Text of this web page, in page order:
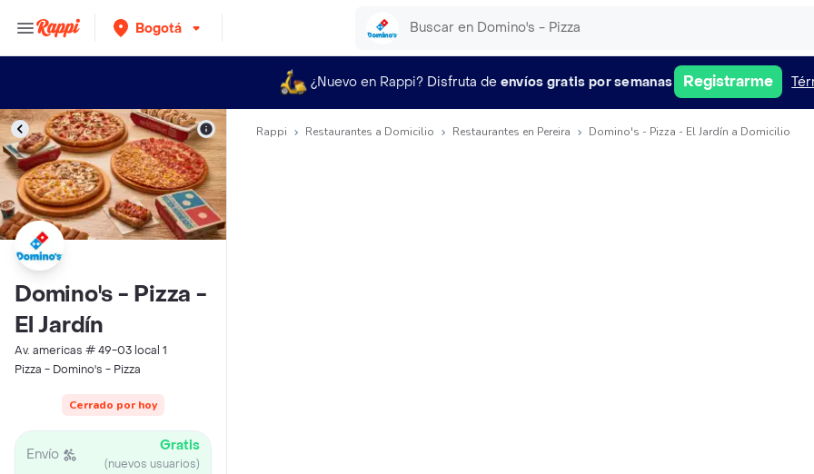
Bogotá
¿Nuevo en Rappi? Disfruta de envíos gratis por semanas Registrarme
Domino's - Pizza -
El Jardín
Av. americas # 49-03 local 1
Pizza - Domino's - Pizza
Cerrado por hoy
Envío Gratis
(nuevos usuarios)
Rappi Restaurantes a Domicilio Restaurantes en Pereira Domino's - Pizza - El Jardín a Domicilio